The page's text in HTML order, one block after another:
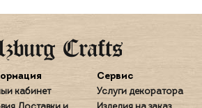
кабинет
Сервис
Услуги декоратора